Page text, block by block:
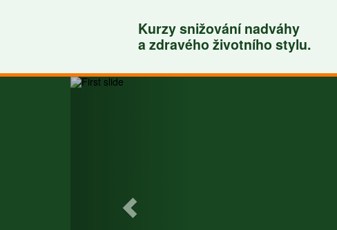
Kurzy snižování nadváhy
a zdravého životního stylu.